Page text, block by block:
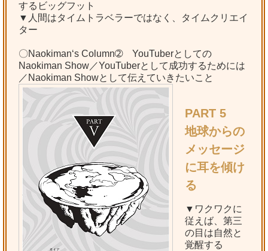
するビッグフット
▼人間はタイムトラベラーではなく、タイムクリエイ
ター
〇Naokiman‘s Column➁ YouTuberとしての
Naokiman Show／YouTuberとして成功するためには
／Naokiman Showとして伝えていきたいこと
PART 5
地球からの
メッセージ
に耳を傾け
る
▼ワクワクに
従えば、第三
の目は自然と
覚醒する